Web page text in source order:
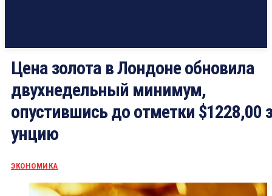
Цена золота в Лондоне обновила
двухнедельный минимум,
опустившись до отметки $1228,00
унцию
ЭКОНОМИКА